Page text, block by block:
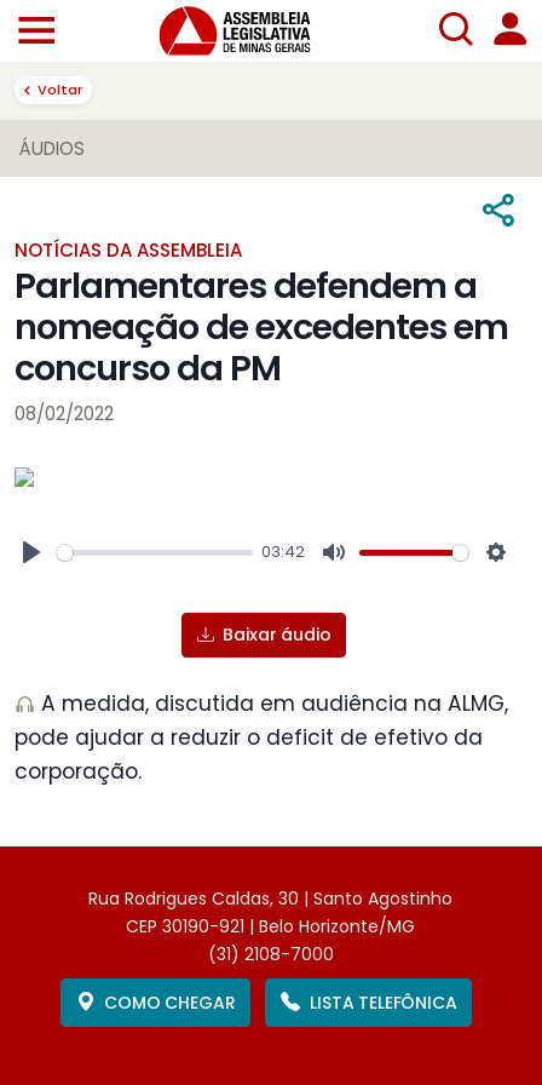
Voltar
ÁUDIOS
NOTÍCIAS DA ASSEMBLEIA
Parlamentares defendem a
nomeação de excedentes em
concurso da PM
08/02/2022
03:42
Baixar áudio
A medida, discutida em audiência na ALMG,
pode ajudar a reduzir o deficit de efetivo da
corporação.
Rua Rodrigues Caldas, 30 | Santo Agostinho
CEP 30190-921 | Belo Horizonte/MG
(31) 2108-7000
COMO CHEGAR
LISTA TELEFÔNICA